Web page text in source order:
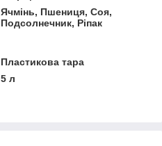
Ячмінь, Пшениця, Соя,
Подсолнечник, Ріпак
Пластикова тара
5 л